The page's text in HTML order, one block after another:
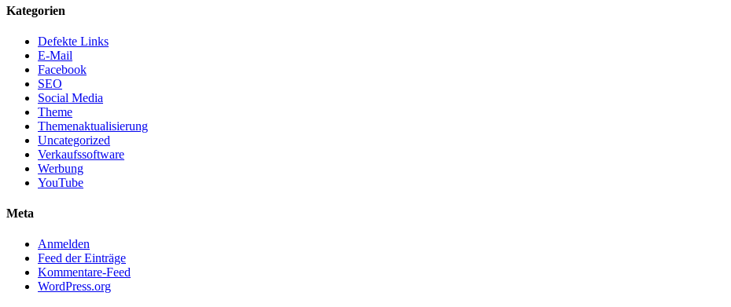
Kategorien
Defekte Links
E-Mail
Facebook
SEO
Social Media
Theme
Themenaktualisierung
Uncategorized
Verkaufssoftware
Werbung
YouTube
Meta
Anmelden
Feed der Einträge
Kommentare-Feed
WordPress.org